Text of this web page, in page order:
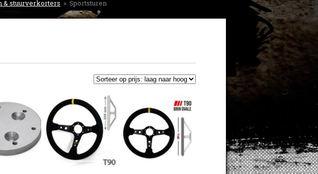
& stuurverkorters » Sportsturen